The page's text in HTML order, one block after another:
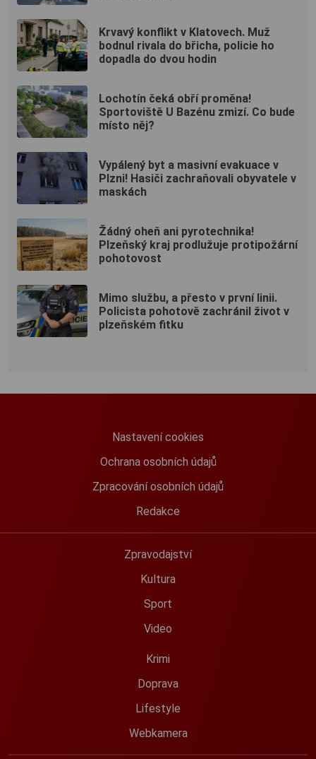
Krvavý konflikt v Klatovech. Muž
bodnul rivala do břicha, policie ho
dopadla do dvou hodin
Lochotín čeká obří proměna!
Sportoviště U Bazénu zmizí. Co bude
místo něj?
Vypálený byt a masivní evakuace v
Plzni! Hasiči zachraňovali obyvatele v
maskách
Žádný oheň ani pyrotechnika!
Plzeňský kraj prodlužuje protipožární
pohotovost
Mimo službu, a přesto v první linii.
Policista pohotově zachránil život v
plzeňském fitku
Nastavení cookies
Ochrana osobních údajů
Zpracování osobních údajů
Redakce
Zpravodajství
Kultura
Sport
Video
Krimi
Doprava
Lifestyle
Webkamera